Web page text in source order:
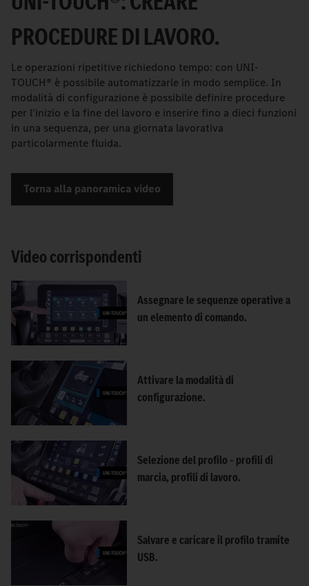
PROCEDURE DI LAVORO.
Le operazioni ripetitive richiedono tempo: con UNI-
TOUCH® è possibile automatizzarle in modo semplice. In
modalità di configurazione è possibile definire procedure
per l'inizio e la fine del lavoro e inserire fino a dieci funzioni
in una sequenza, per una giornata lavorativa
particolarmente fluida.
Torna alla panoramica video
Video corrispondenti
Assegnare le sequenze operative a
un elemento di comando.
Attivare la modalità di
configurazione.
Selezione del profilo – profili di
marcia, profili di lavoro.
Salvare e caricare il profilo tramite
USB.